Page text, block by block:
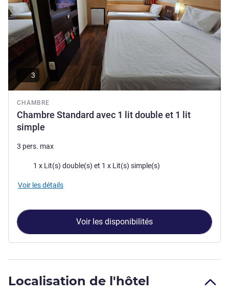
CHAMBRE
Chambre Standard avec 1 lit double et 1 lit
simple
3
3 pers. max
Literie 1 x Lit(s) double(s) et 1 x Lit(s) simple(s)
Voir les détails
Voir les disponibilités
Localisation de l'hôtel